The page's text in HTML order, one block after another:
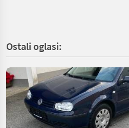
Ostali oglasi: